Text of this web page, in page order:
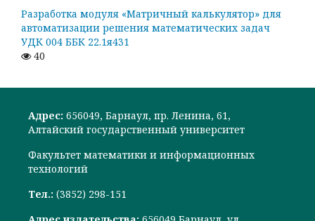
Разработка модуля «Матричный калькулятор» для
автоматизации решения математических задач
УДК 004 ББК 22.1я431
40
Адрес: 656049, Барнаул, пр. Ленина, 61,
Алтайский государственный университет
Факультет математики и информационных
технологий
Тел.: (3852) 298-151